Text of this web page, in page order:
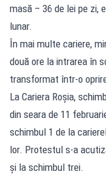
masă – 36 de lei pe zi,
lunar.
În mai multe cariere,
două ore la intrarea în
transformat într-o
La Cariera Roșia,
din seara de 11
schimbul 1 de la
lor. Protestul s-a
și la schimbul trei.